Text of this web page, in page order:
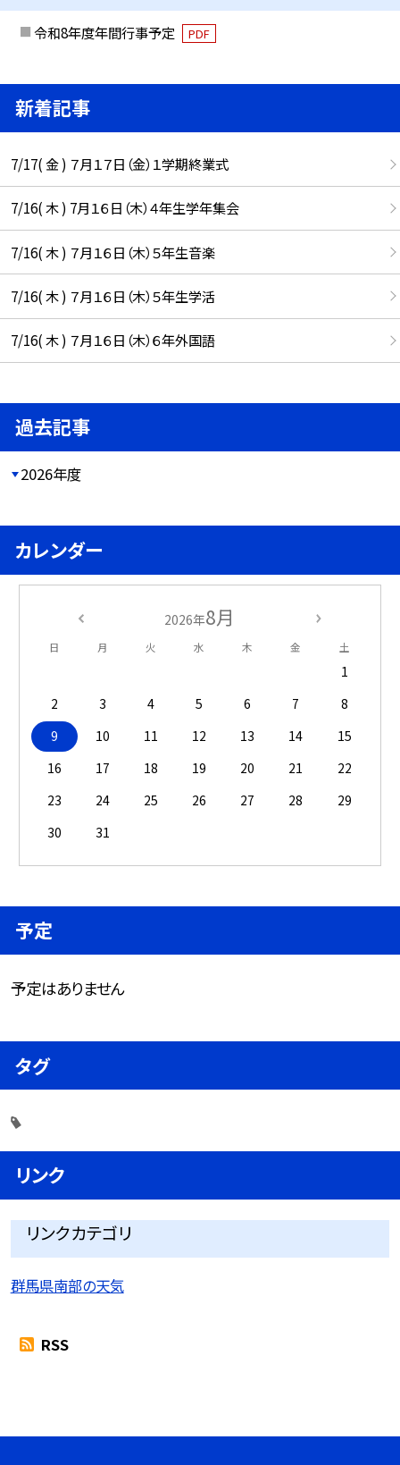
令和8年度年間行事予定 PDF
新着記事
7/17( 金 ) ７月１７日（金）１学期終業式
7/16( 木 ) 7月１６日（木）４年生学年集会
7/16( 木 ) ７月１６日（木）５年生音楽
7/16( 木 ) ７月１６日（木）５年生学活
7/16( 木 ) ７月１６日（木）６年外国語
過去記事
2026年度
カレンダー
2026年8月
日 月 火 水 木 金 土
1
2
3 4 5 6 7
8
9
10 11 12 13 14
15
16
17 18 19 20 21
22
23
24 25 26 27 28
29
30
31
予定
予定はありません
タグ
リンク
リンクカテゴリ
群馬県南部の天気
RSS